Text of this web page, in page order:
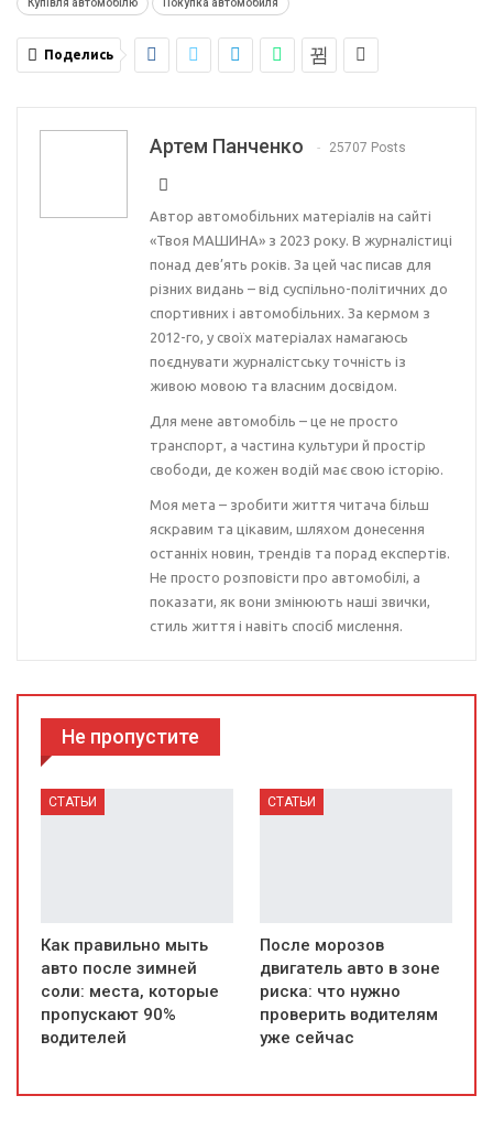
Купівля автомобілю Покупка автомобиля
Поделись
Артем Панченко 25707 Posts
Автор автомобільних матеріалів на сайті
«Твоя МАШИНА» з 2023 року. В журналістиці
понад дев’ять років. За цей час писав для
різних видань – від суспільно-політичних до
спортивних і автомобільних. За кермом з
2012-го, у своїх матеріалах намагаюсь
поєднувати журналістську точність із
живою мовою та власним досвідом.
Для мене автомобіль – це не просто
транспорт, а частина культури й простір
свободи, де кожен водій має свою історію.
Моя мета – зробити життя читача більш
яскравим та цікавим, шляхом донесення
останніх новин, трендів та порад експертів.
Не просто розповісти про автомобілі, а
показати, як вони змінюють наші звички,
стиль життя і навіть спосіб мислення.
Не пропустите
СТАТЬИ
Как правильно мыть
авто после зимней
соли: места, которые
пропускают 90%
водителей
СТАТЬИ
После морозов
двигатель авто в зоне
риска: что нужно
проверить водителям
уже сейчас